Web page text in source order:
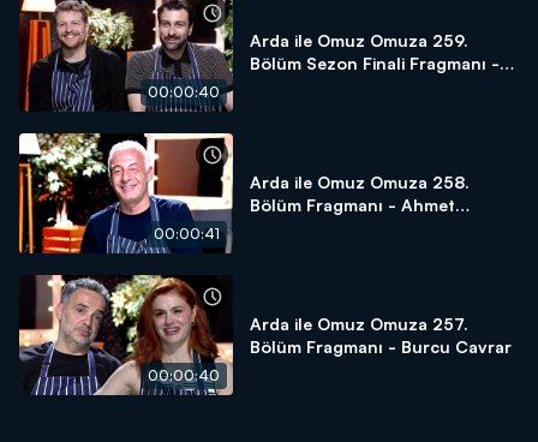
00:00:40
Arda ile Omuz Omuza 259.
Bölüm Sezon Finali Fragmanı -
00:00:41
Arda ile Omuz Omuza 258.
Bölüm Fragmanı - Ahmet
00:00:40
Arda ile Omuz Omuza 257.
Bölüm Fragmanı - Burcu Cavrar